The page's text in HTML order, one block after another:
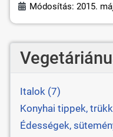
Módosítás: 2015.
Italok (7)
Konyhai tippek,
Édességek,